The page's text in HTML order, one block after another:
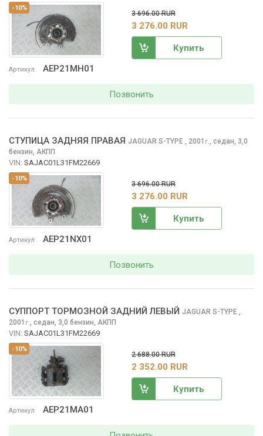
-10%
Артикул AEP21MH01
3 696.00 RUR
3 276.00 RUR
Купить
Позвонить
-10%
Артикул AEP21NX01
СТУПИЦА ЗАДНЯЯ ПРАВАЯ JAGUAR S-TYPE , 2001 г. седан, 3,0
бензин, АКПП
VIN: SAJAC01L31FM22669
3 696.00 RUR
3 276.00 RUR
Купить
Позвонить
-10%
Артикул AEP21MA01
СУППОРТ ТОРМОЗНОЙ ЗАДНИЙ ЛЕВЫЙ JAGUAR S-TYPE
2001 г. седан, 3,0 бензин, АКПП
VIN: SAJAC01L31FM22669
2 688.00 RUR
2 352.00 RUR
Купить